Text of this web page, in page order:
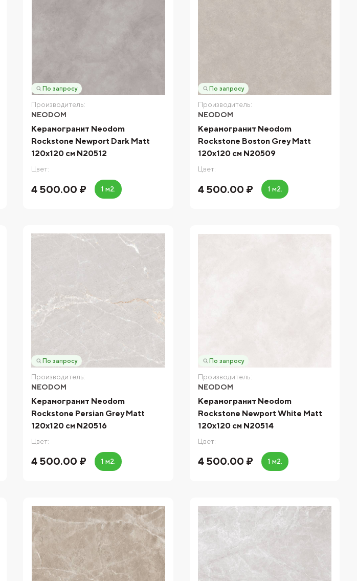
По запросу
Производитель:
NEODOM
Керамогранит Neodom
Rockstone Newport Dark Matt
120x120 см N20512
Цвет:
4 500.00 ₽ 1 м2.
По запросу
Производитель:
NEODOM
Керамогранит Neodom
Rockstone Boston Grey Matt
120x120 см N20509
Цвет:
4 500.00 ₽ 1 м2.
По запросу
Производитель:
NEODOM
Керамогранит Neodom
Rockstone Persian Grey Matt
120x120 см N20516
Цвет:
4 500.00 ₽ 1 м2.
По запросу
Производитель:
NEODOM
Керамогранит Neodom
Rockstone Newport White Matt
120x120 см N20514
Цвет:
4 500.00 ₽ 1 м2.